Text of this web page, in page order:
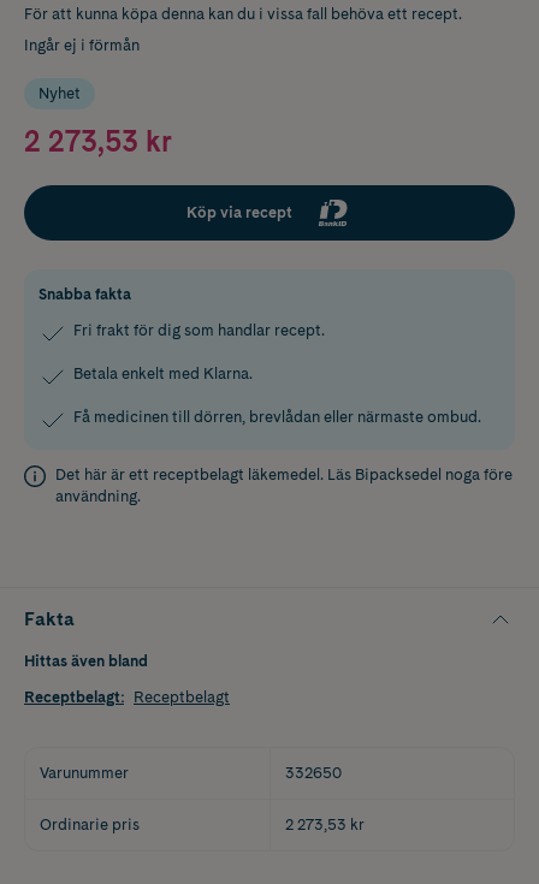
För att kunna köpa denna kan du i vissa fall behöva ett recept.
Ingår ej i förmån
Nyhet
2 273,53 kr
Köp via recept
Snabba fakta
Fri frakt för dig som handlar recept.
Betala enkelt med Klarna.
Få medicinen till dörren, brevlådan eller närmaste ombud.
Det här är ett receptbelagt läkemedel. Läs Bipacksedel noga före
användning.
Fakta
Hittas även bland
Receptbelagt: Receptbelagt
Varunummer 332650
Ordinarie pris 2 273,53 kr